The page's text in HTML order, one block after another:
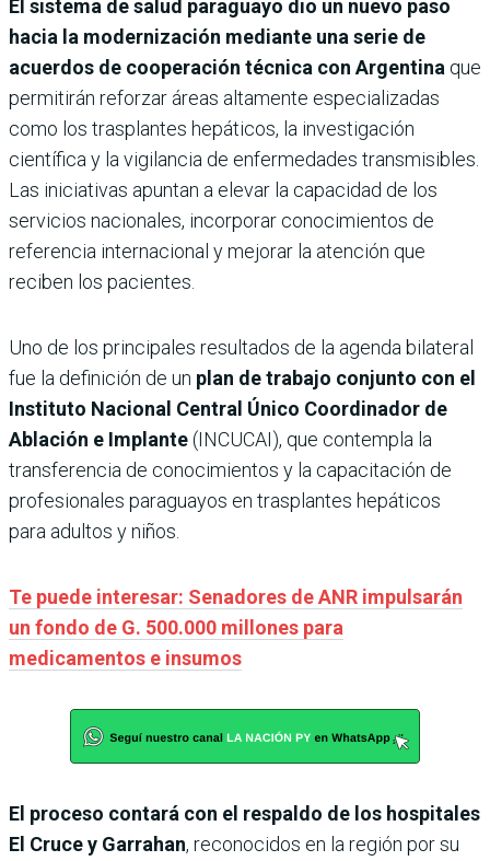
El sistema de salud paraguayo dio un nuevo paso
hacia la modernización mediante una serie de
acuerdos de cooperación técnica con Argentina que
permitirán reforzar áreas altamente especializadas
como los trasplantes hepáticos, la investigación
científica y la vigilancia de enfermedades transmisibles.
Las iniciativas apuntan a elevar la capacidad de los
servicios nacionales, incorporar conocimientos de
referencia internacional y mejorar la atención que
reciben los pacientes.
Uno de los principales resultados de la agenda bilateral
fue la definición de un plan de trabajo conjunto con el
Instituto Nacional Central Único Coordinador de
Ablación e Implante(INCUCAI), que contempla la
transferencia de conocimientos y la capacitación de
profesionales paraguayos en trasplantes hepáticos
para adultos y niños.
Te puede interesar: Senadores de ANR impulsarán
un fondo de G. 500.000 millones para
medicamentos e insumos
El proceso contará con el respaldo de los hospitales
El Cruce y Garrahan, reconocidos en la región por su